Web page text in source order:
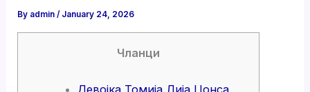
By admin/ January 24, 2026
Чланци
Девојка Томија Лија Џонса